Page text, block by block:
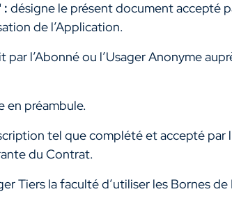
: désigne le présent document accepté
de l’Application.
l’Abonné ou l’Usager Anonyme
en préambule.
tel que complété et accepté par
du Contrat.
Tiers la faculté d’utiliser les Bornes de